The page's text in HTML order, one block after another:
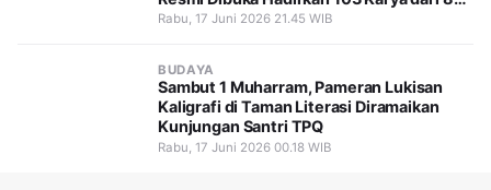
Seniman Nusantara
Rabu, 17 Juni 2026 21.45 WIB
BUDAYA
Sambut 1 Muharram, Pameran Lukisan
Kaligrafi di Taman Literasi Diramaikan
Kunjungan Santri TPQ
Rabu, 17 Juni 2026 00.18 WIB